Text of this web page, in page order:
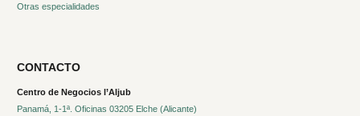
Otras especialidades
CONTACTO
Centro de Negocios l’Aljub
Panamá, 1-1ª. Oficinas 03205 Elche (Alicante)